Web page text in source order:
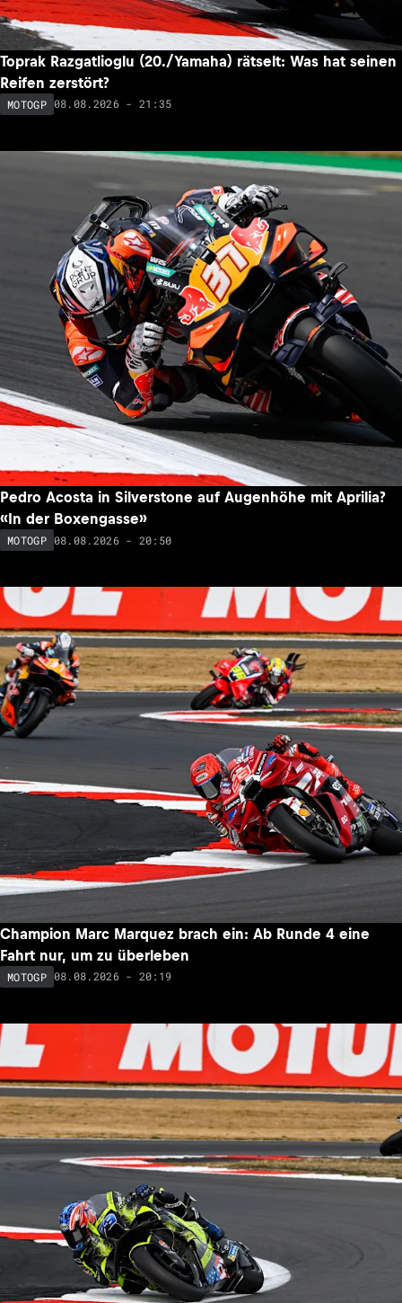
Toprak Razgatlioglu (20./Yamaha) rätselt: Was hat seinen
Reifen zerstört?
MOTOGP 08.08.2026 - 21:35
Pedro Acosta in Silverstone auf Augenhöhe mit Aprilia?
«In der Boxengasse»
MOTOGP 08.08.2026 - 20:50
Champion Marc Marquez brach ein: Ab Runde 4 eine
Fahrt nur, um zu überleben
MOTOGP 08.08.2026 - 20:19